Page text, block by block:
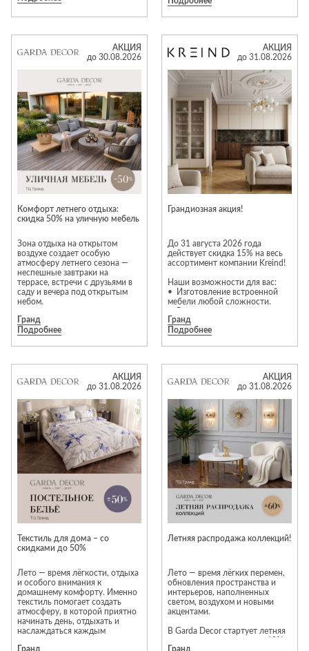
Кровати
Матрасы
Товары для сна
Кухонные
гарнитуры
Лаки и краски
Лепнина
Напольные
покрытия
Обои
Спецобувь
Спецодежда
Средства
индивидуальной
защиты
Natuzzi Italia в МТК «Гранд»,
идеальную мебель!
массива дерева предлагает
купить компания «Белфан»! Мы
натурального дерева и шпона.
Чтобы разные предметы
идеально сочетались друг с
разрабатывают комплекты в
едином стиле. Выбирайте все
необходимое из одной
коллекции, и ваша спальня
будет привлекательной и
функциональной!
Акция действует до 01
сентября 2026 года.
АКЦИЯ
до 30.08.2026
Комфорт летнего отдыха:
скидка 50% на уличную мебель
Зона отдыха на открытом
воздухе создает особую
атмосферу летнего сезона —
неспешные завтраки на
террасе, встречи с друзьями в
саду и вечера под открытым
небом.
сочетая выразительный дизайн,
долговечные материалы и
безупречное качество
исполнения.
В рамках специального
предложения избранные
модели доступны со скидками
до 50%. Количество моделей,
участвующих в акции,
ограничено. Предложение
действует, пока изделия есть в
наличии.
Гранд
Подробнее
АКЦИЯ
до 31.08.2026
Грандиозная акция!
До 31 августа 2026 года
действует скидка 15% на весь
ассортимент компании Kreind!
Наши возможности для вас:
• Изготовление встроенной
мебели любой сложности.
полного оснащения квартир и
домов.
продуманных детских комнат.
Для дизайнеров интерьеров:
Мы всегда открыты к
долгосрочному партнерству!
Приходите с проектами — мы
станем вашим надежным
помощником в их реализации.
Давайте вместе творить
красоту!
Гранд
Подробнее
АКЦИЯ
до 31.08.2026
Текстиль для дома – со
скидками до 50%
Лето — время лёгкости, отдыха
и особого внимания к
домашнему комфорту. Именно
текстиль помогает создать
атмосферу, в которой приятно
начинать день, отдыхать и
наслаждаться каждым
Гранд
АКЦИЯ
до 31.08.2026
Летняя распродажа коллекций!
Лето — время лёгких перемен,
обновления пространства и
интерьеров, наполненных
светом, воздухом и новыми
акцентами.
В Garda Decor стартует летняя
Гранд